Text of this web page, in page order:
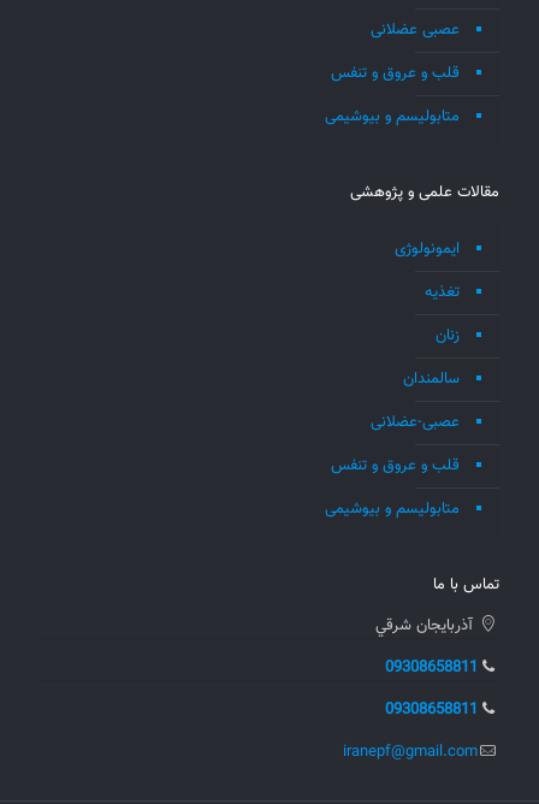
عصبی عضلانی
قلب و عروق و تنفس
متابولیسم و بیوشیمی
مقالات علمی و پژوهشی
ایمونولوژی
تغذیه
زنان
سالمندان
عصبی-عضلانی
قلب و عروق و تنفس
متابولیسم و بیوشیمی
تماس با ما
آذربايجان شرقي
09308658811
09308658811
iranepf@gmail.com